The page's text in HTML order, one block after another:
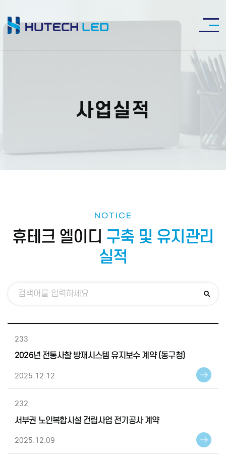
사업실적
NOTICE
휴테크 엘이디 구축 및 유지관리
실적
233
2026년 전통사찰 방재시스템 유지보수 계약 (동구청)
2025.12.12
232
서부권 노인복합시설 건립사업 전기공사 계약
2025.12.09